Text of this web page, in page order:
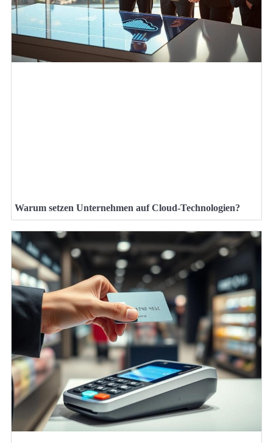
Warum setzen Unternehmen auf Cloud-Technologien?